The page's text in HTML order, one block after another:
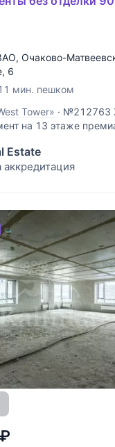
, Очаково-
, 6
мин. пешком
Tower» · №212763
на 13 этаже
Этот объект
или сдачи в аренду с
виды: высокий
Estate
₽